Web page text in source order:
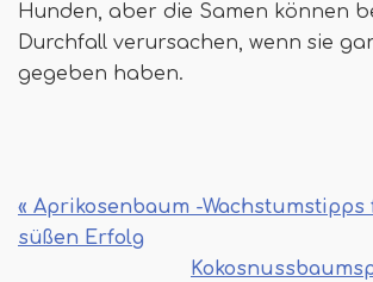
Hunden, aber die Samen können
Durchfall verursachen, wenn sie
gegeben haben.
« Aprikosenbaum -
süßen Erfolg